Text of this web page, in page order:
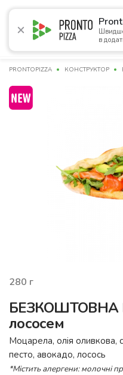
в
Акції Піца Суші
PRONTOPIZZA КОНСТРУКТОР
280 г
БЕЗКОШТОВНА
лососем
Моцарела, олія оливкова,
песто, авокадо, лосось
*Містить алергени: молочні